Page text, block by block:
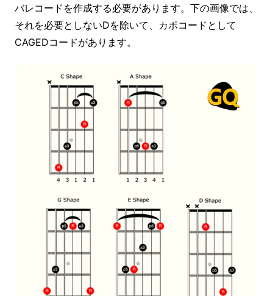
バレコードを作成する必要があります。下の画像では、
それを必要としないDを除いて、カポコードとして
CAGEDコードがあります。